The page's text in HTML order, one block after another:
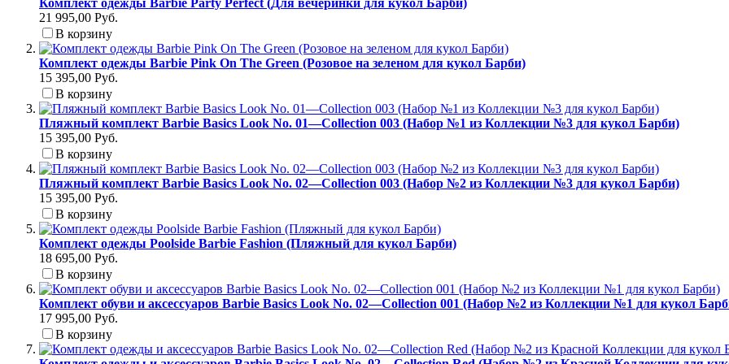
Комплект одежды Barbie Party Perfect (Для вечеринки для кукол Барби)
21 995,00 Руб.
В корзину
Комплект одежды Barbie Pink On The Green (Розовое на зеленом для кукол Барби)
15 395,00 Руб.
В корзину
Пляжный комплект Barbie Basics Look No. 01—Collection 003 (Набор №1 из Коллекции №3 для кукол Барби)
15 395,00 Руб.
В корзину
Пляжный комплект Barbie Basics Look No. 02—Collection 003 (Набор №2 из Коллекции №3 для кукол Барби)
15 395,00 Руб.
В корзину
Комплект одежды Poolside Barbie Fashion (Пляжный для кукол Барби)
18 695,00 Руб.
В корзину
Комплект обуви и аксессуаров Barbie Basics Look No. 02—Collection 001 (Набор №2 из Коллекции №1 для кукол
17 995,00 Руб.
В корзину